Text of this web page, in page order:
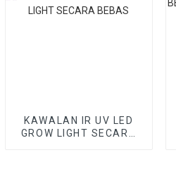
KAWALAN IR UV LED
GROW LIGHT SECARA